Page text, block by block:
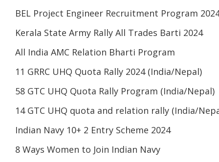
BEL Project Engineer Recruitment Program
Kerala State Army Rally All Trades Barti 2024
All India AMC Relation Bharti Program
11 GRRC UHQ Quota Rally 2024 (India/Nepal)
58 GTC UHQ Quota Rally Program (India/Nepal)
14 GTC UHQ quota and relation rally (India/
Indian Navy 10+ 2 Entry Scheme 2024
8 Ways Women to Join Indian Navy